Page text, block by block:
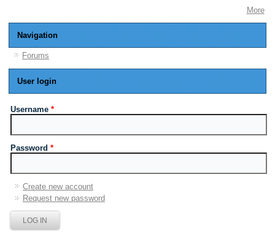
More
Navigation
Forums
User login
Username*
Password*
Create new account
Request new password